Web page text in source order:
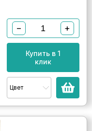
− +
Купить в 1
клик
Цвет